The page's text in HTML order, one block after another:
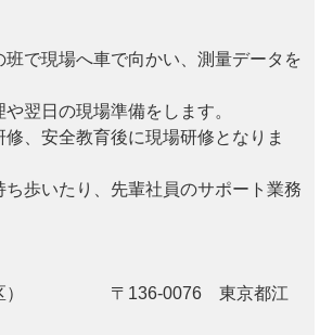
班で現場へ車で向かい、測量データを
翌日の現場準備をします。
修、安全教育後に現場研修となりま
歩いたり、先輩社員のサポート業務
区） 〒136-0076 東京都江